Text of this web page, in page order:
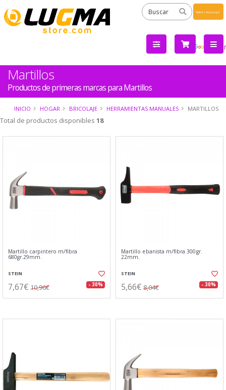
by
Martillos
Productos de primeras marcas para Martillos
INICIO HOGAR BRICOLAJE HERRAMIENTAS MANUALES MARTILLOS
Total de productos disponibles 18
Martillo carpintero m/fibra
680gr.29mm.
STEIN
7,67€ 10,96€ - 30%
Martillo ebanista m/fibra 300gr.
22mm.
STEIN
5,66€ 8,04€ - 30%